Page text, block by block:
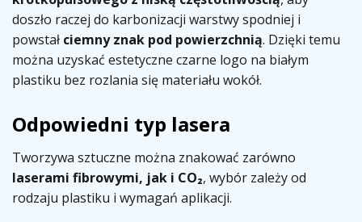
doszło raczej do karbonizacji warstwy spodniej i
powstał ciemny znak pod powierzchnią. Dzięki temu
można uzyskać estetyczne czarne logo na białym
plastiku bez rozlania się materiału wokół.
Odpowiedni typ lasera
Tworzywa sztuczne można znakować zarówno
laserami fibrowymi, jak i CO₂, wybór zależy od
rodzaju plastiku i wymagań aplikacji.